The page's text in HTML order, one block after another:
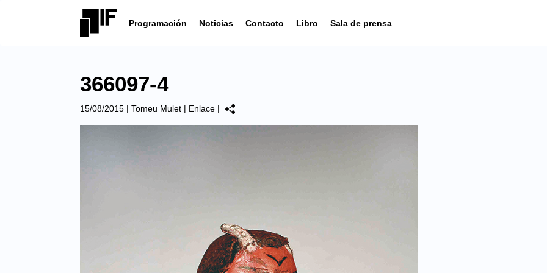
Programación Noticias Contacto Libro Sala de prensa
366097-4
15/08/2015 | Tomeu Mulet | Enlace |